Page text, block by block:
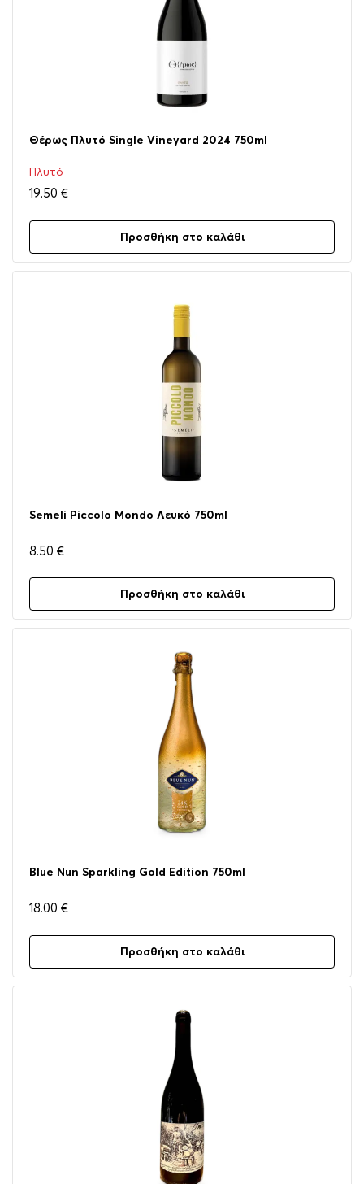
Θέρως Πλυτό Single Vineyard 2024 750ml
Πλυτό
19.50 €
Προσθήκη στο καλάθι
Semeli Piccolo Mondo Λευκό 750ml
8.50 €
Προσθήκη στο καλάθι
Blue Nun Sparkling Gold Edition 750ml
18.00 €
Προσθήκη στο καλάθι